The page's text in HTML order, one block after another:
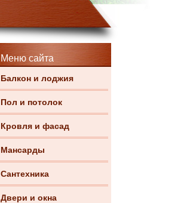
Меню сайта
Балкон и лоджия
Пол и потолок
Кровля и фасад
Мансарды
Сантехника
Двери и окна